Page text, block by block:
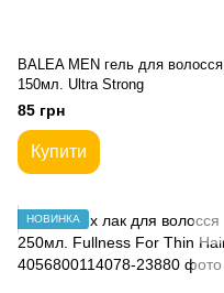
BALEA MEN гель для волосся
150мл. Ultra Strong
85 грн
Купити
НОВИНКА